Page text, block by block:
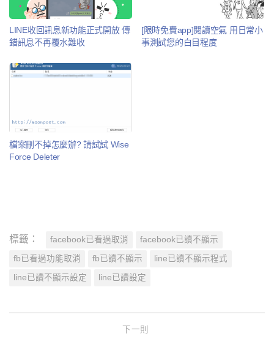
LINE收回訊息新功能正式開放 傳
錯訊息不再覆水難收
[限時免費app]閱讀空氣 用日常小
事測試您的白目程度
檔案刪不掉怎麼辦? 請試試 Wise
Force Deleter
標籤： facebook已看過取消 facebook已讀不顯示
fb已看過功能取消 fb已讀不顯示 line已讀不顯示程式
line已讀不顯示設定 line已讀設定
下一則